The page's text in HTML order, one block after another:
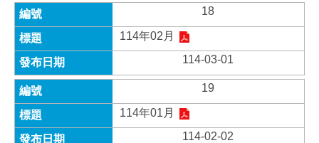
18
114年02月
114-03-01
19
114年01月
114-02-02